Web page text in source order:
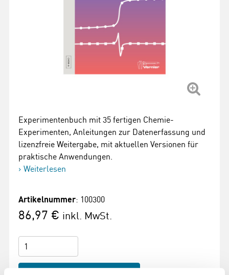
Experimentenbuch mit 35 fertigen Chemie-
Experimenten, Anleitungen zur Datenerfassung und
lizenzfreie Weitergabe, mit aktuellen Versionen für
praktische Anwendungen.
Weiterlesen
Artikelnummer: 100300
86,97 € inkl. MwSt.